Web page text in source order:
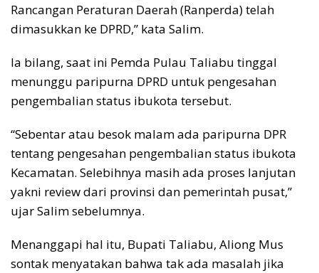
Rancangan Peraturan Daerah (Ranperda) telah
dimasukkan ke DPRD,” kata Salim.
Ia bilang, saat ini Pemda Pulau Taliabu tinggal
menunggu paripurna DPRD untuk pengesahan
pengembalian status ibukota tersebut.
“Sebentar atau besok malam ada paripurna DPR
tentang pengesahan pengembalian status ibukota
Kecamatan. Selebihnya masih ada proses lanjutan
yakni review dari provinsi dan pemerintah pusat,”
ujar Salim sebelumnya.
Menanggapi hal itu, Bupati Taliabu, Aliong Mus
sontak menyatakan bahwa tak ada masalah jika